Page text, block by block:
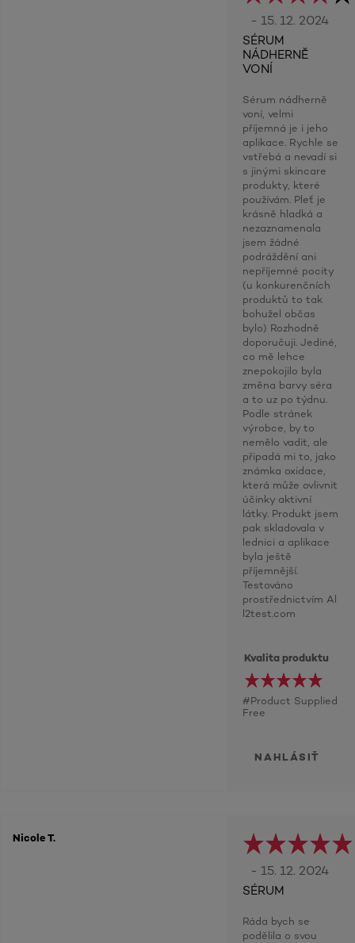
- 15. 12. 2024
SÉRUM
NÁDHERNĚ
VONÍ
Sérum nádherně
voní, velmi
příjemná je i jeho
aplikace. Rychle se
vstřebá a nevadí si
s jinými skincare
produkty, které
používám. Pleť je
krásně hladká a
nezaznamenala
jsem žádné
podráždění ani
nepříjemné pocity
(u konkurenčních
produktů to tak
bohužel občas
bylo) Rozhodně
doporučuji. Jediné,
co mě lehce
znepokojilo byla
změna barvy séra
a to uz po týdnu.
Podle stránek
výrobce, by to
nemělo vadit, ale
připadá mi to, jako
známka oxidace,
která může ovlivnit
účinky aktivní
látky. Produkt jsem
pak skladovala v
lednici a aplikace
byla ještě
příjemnější.
Testováno
prostřednictvím Al
l2test.com
Kvalita produktu
#Product Supplied
Free
NAHLÁSIŤ
Nicole T.
- 15. 12. 2024
SÉRUM
Ráda bych se
podělila o svou